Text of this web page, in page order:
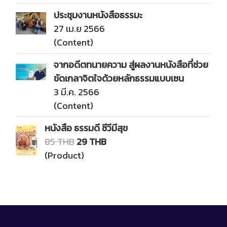
ประชุมงานหนังสือธรรมะ
27 เม.ย 2566
(Content)
จากอดีตทนายความ สู่ผลงานหนังสือที่ช่วย
ขัดเกลาจิตใจด้วยหลักธรรมแบบเซน
3 มี.ค. 2566
(Content)
หนังสือ ธรรมดี ชีวีมีสุข
85 THB29 THB
(Product)